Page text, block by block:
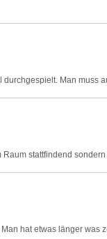
Man muss
stattfindend
hat etwas länger